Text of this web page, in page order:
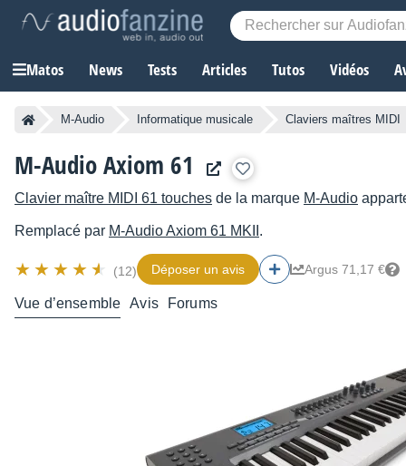
Matos News Tests Articles Tutos Vidéos
M-Audio Informatique musicale Claviers maîtres MIDI
M-Audio Axiom 61
Clavier maître MIDI 61 touches de la marque M-Audio
Remplacé par M-AudioAxiom 61 MKII .
(12) Déposer un avis Argus 71,17 €
Vue d’ensemble Avis Forums